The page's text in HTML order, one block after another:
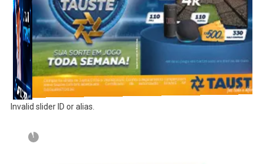
Invalid slider ID or alias.